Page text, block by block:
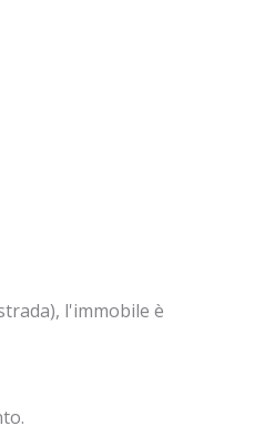
l'immobile è